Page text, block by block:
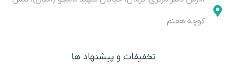
Measuring
کوچه هفتم
تخفیفات و پیشنهاد ها